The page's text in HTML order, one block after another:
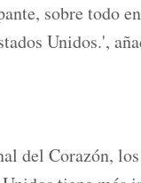
sobre todo
Unidos.',
del Corazón,